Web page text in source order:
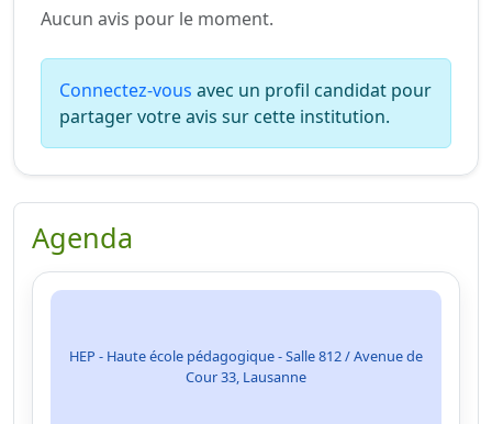
Aucun avis pour le moment.
Connectez-vous avec un profil candidat pour
partager votre avis sur cette institution.
Agenda
HEP - Haute école pédagogique - Salle 812 / Avenue de
Cour 33, Lausanne